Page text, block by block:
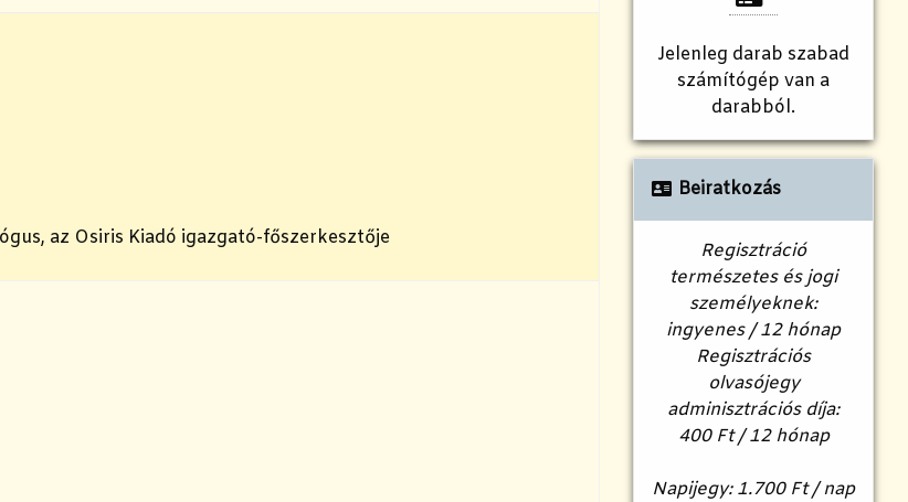
az Osiris Kiadó igazgató-főszerkesztője
Jelenleg darab szabad
számítógép van a
darabból.
Beiratkozás
Regisztráció
természetes és jogi
személyeknek:
ingyenes / 12 hónap
Regisztrációs
olvasójegy
adminisztrációs díja:
400 Ft / 12 hónap
Napijegy: 1.700 Ft / nap